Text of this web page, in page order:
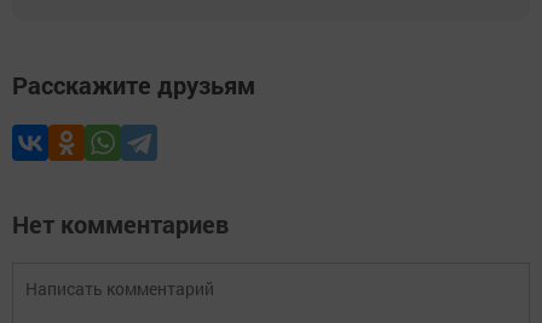
Расскажите друзьям
Нет комментариев